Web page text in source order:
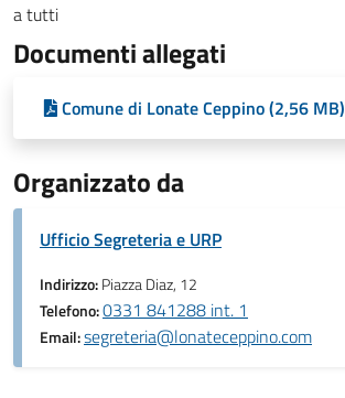
a tutti
Documenti allegati
Comune di Lonate Ceppino (2,56 MB)
Organizzato da
Ufficio Segreteria e URP
Indirizzo:Piazza Diaz, 12
Telefono:0331 841288 int. 1
Email:segreteria@lonateceppino.com